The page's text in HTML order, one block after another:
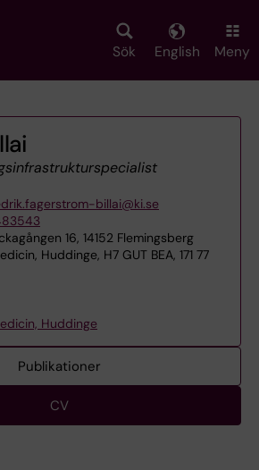
Sök English Meny
billai@ki.se
16, 14152 Flemingsberg
Huddinge, H7 GUT BEA, 171 77
Huddinge
Publikationer
CV